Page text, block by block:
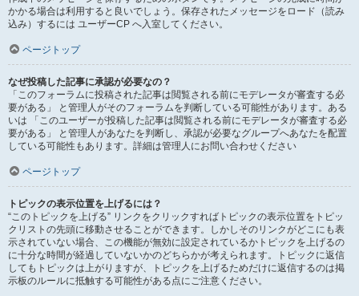
かかる場合は利用すると良いでしょう。保存されたメッセージをロード（読み
込み）するには ユーザーCP へ入室してください。
ページトップ
なぜ投稿した記事に承認が必要なの？
「このフォーラムに投稿された記事は閲覧される前にモデレータが審査する必
要がある」 と管理人がそのフォーラムを判断している可能性があります。ある
いは 「このユーザーが投稿した記事は閲覧される前にモデレータが審査する必
要がある」 と管理人があなたを判断し、承認が必要なグループへあなたを配置
している可能性もあります。詳細は管理人にお問い合わせください
ページトップ
トピックの表示位置を上げるには？
“このトピックを上げる” リンクをクリックすればトピックの表示位置をトピッ
クリストの先頭に移動させることができます。しかしそのリンクがどこにも表
示されていない場合、この機能が無効に設定されているかトピックを上げるの
に十分な時間が経過していないかのどちらかが考えられます。トピックに返信
してもトピックは上がりますが、トピックを上げるためだけに返信するのは掲
示板のルールに抵触する可能性がある点にご注意ください。